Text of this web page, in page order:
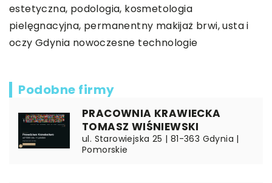
estetyczna, podologia, kosmetologia
pielęgnacyjna, permanentny makijaż brwi, usta i
oczy Gdynia nowoczesne technologie
Podobne firmy
PRACOWNIA KRAWIECKA
TOMASZ WIŚNIEWSKI
ul. Starowiejska 25 | 81-363 Gdynia |
Pomorskie